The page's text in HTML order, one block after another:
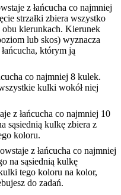
z łańcucha co najmniej
strzałki zbiera wszystko
obu kierunkach. Kierunek
lub skos) wyznacza
którym ją
co najmniej 8 kulek.
kulki wokół niej
z łańcucha co najmniej 10
sąsiednią kulkę zbiera z
koloru.
z łańcucha co najmniej
na sąsiednią kulkę
tego koloru na kolor,
do zadań.